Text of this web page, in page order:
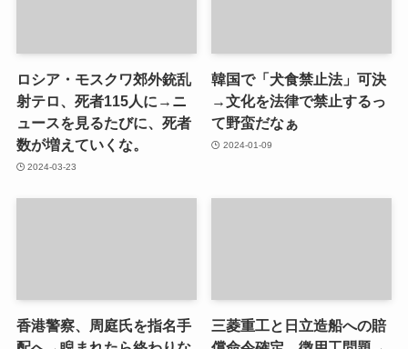
ロシア・モスクワ郊外銃乱
射テロ、死者115人に→ニ
ュースを見るたびに、死者
数が増えていくな。
2024-03-23
韓国で「犬食禁止法」可決
→文化を法律で禁止するっ
て野蛮だなぁ
2024-01-09
香港警察、周庭氏を指名手
三菱重工と日立造船への賠